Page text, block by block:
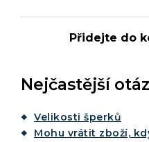
Přidejte do
Nejčastější
Velikosti šperků
Mohu vrátit zboží,